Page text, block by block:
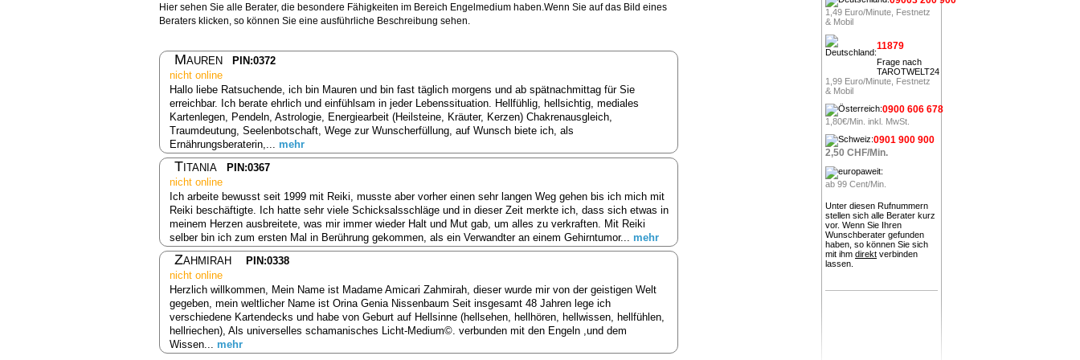
Hier sehen Sie alle Berater, die besondere Fähigkeiten im Bereich Engelmedium haben.Wenn Sie auf das Bild eines
Beraters klicken, so können Sie eine ausführliche Beschreibung sehen.
Mauren
PIN:0372
nicht online
Hallo liebe Ratsuchende, ich bin Mauren und bin fast täglich morgens und ab spätnachmittag für Sie
erreichbar. Ich berate ehrlich und einfühlsam in jeder Lebenssituation. Hellfühlig, hellsichtig, mediales
Kartenlegen, Pendeln, Astrologie, Energiearbeit (Heilsteine, Kräuter, Kerzen) Chakrenausgleich,
Traumdeutung, Seelenbotschaft, Wege zur Wunscherfüllung, auf Wunsch biete ich, als
Ernährungsberaterin,... mehr
Titania
PIN:0367
nicht online
Ich arbeite bewusst seit 1999 mit Reiki, musste aber vorher einen sehr langen Weg gehen bis ich mich mit
Reiki beschäftigte. Ich hatte sehr viele Schicksalsschläge und in dieser Zeit merkte ich, dass sich etwas in
meinem Herzen ausbreitete, was mir immer wieder Halt und Mut gab, um alles zu verkraften. Mit Reiki
selber bin ich zum ersten Mal in Berührung gekommen, als ein Verwandter an einem Gehirntumor... mehr
Zahmirah
PIN:0338
nicht online
Herzlich willkommen, Mein Name ist Madame Amicari Zahmirah, dieser wurde mir von der geistigen Welt
gegeben, mein weltlicher Name ist Orina Genia Nissenbaum Seit insgesamt 48 Jahren lege ich
verschiedene Kartendecks und habe von Geburt auf Hellsinne (hellsehen, hellhören, hellwissen, hellfühlen,
hellriechen), Als universelles schamanisches Licht-Medium©. verbunden mit den Engeln ,und dem
Wissen... mehr
1,49 Euro/Minute, Festnetz
& Mobil
11879
Frage nach
TAROTWELT24
1,99 Euro/Minute, Festnetz
& Mobil
0900 606 678
1,80€/Min. inkl. MwSt.
0901 900 900
2,50 CHF/Min.
ab 99 Cent/Min.
Unter diesen Rufnummern
stellen sich alle Berater kurz
vor. Wenn Sie Ihren
Wunschberater gefunden
haben, so können Sie sich
mit ihm direkt verbinden
lassen.